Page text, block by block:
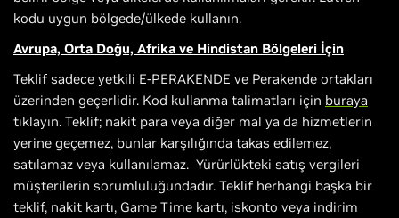
kodu uygun bölgede/ülkede kullanın.
Avrupa, Orta Doğu, Afrika ve Hindistan Bölgeleri İçin
Teklif sadece yetkili E-PERAKENDE ve Perakende ortakları
üzerinden geçerlidir. Kod kullanma talimatları için buraya
tıklayın. Teklif; nakit para veya diğer mal ya da hizmetlerin
yerine geçemez, bunlar karşılığında takas edilemez,
satılamaz veya kullanılamaz. Yürürlükteki satış vergileri
müşterilerin sorumluluğundadır. Teklif herhangi başka bir
teklif, nakit kartı, Game Time kartı, iskonto veya indirim